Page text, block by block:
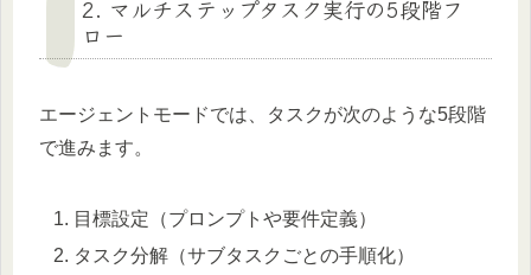
2. マルチステップタスク実行の5段階フ
ロー
エージェントモードでは、タスクが次のような5段階
で進みます。
目標設定（プロンプトや要件定義）
タスク分解（サブタスクごとの手順化）